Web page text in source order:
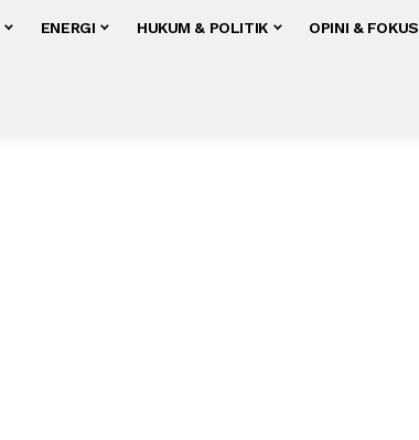
ENERGI HUKUM & POLITIK OPINI & FOKUS